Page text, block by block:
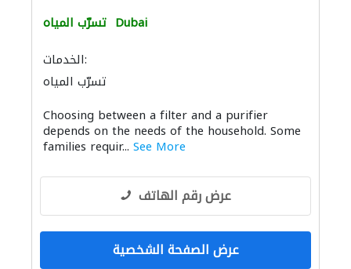
تسرّب المياه Dubai
الخدمات:
تسرّب المياه
Choosing between a filter and a purifier
depends on the needs of the household. Some
families requir... See More
عرض رقم الهاتف
عرض الصفحة الشخصية